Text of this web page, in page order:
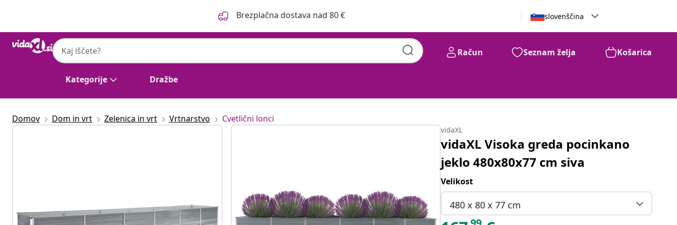
Brezplačna dostava nad 80 € slovenščina
Kategorije Dražbe
Račun Seznam želja Košarica
Domov Dom in vrt Zelenica in vrt Vrtnarstvo Cvetlični lonci
vidaXL
vidaXL Visoka greda pocinkano
jeklo 480x80x77 cm siva
Velikost
480 x 80 x 77 cm